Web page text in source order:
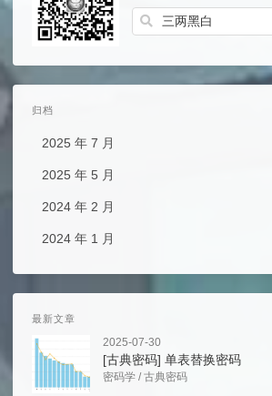
归档
2025 年 7 月
2025 年 5 月
2024 年 2 月
2024 年 1 月
最新文章
2025-07-30
[古典密码] 单表替换密码
密码学 /古典密码